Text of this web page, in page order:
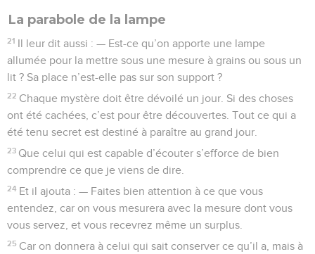
La parabole de la lampe
21 Il leur dit aussi : — Est-ce qu’on apporte une lampe
allumée pour la mettre sous une mesure à grains ou sous un
lit ? Sa place n’est-elle pas sur son support ?
22 Chaque mystère doit être dévoilé un jour. Si des choses
ont été cachées, c’est pour être découvertes. Tout ce qui a
été tenu secret est destiné à paraître au grand jour.
23 Que celui qui est capable d’écouter s’efforce de bien
comprendre ce que je viens de dire.
24 Et il ajouta : — Faites bien attention à ce que vous
entendez, car on vous mesurera avec la mesure dont vous
vous servez, et vous recevrez même un surplus.
25 Car on donnera à celui qui sait conserver ce qu’il a, mais à